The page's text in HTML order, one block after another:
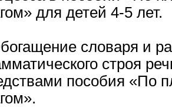
для детей 4-5 лет.
словаря и
строя
пособия «По